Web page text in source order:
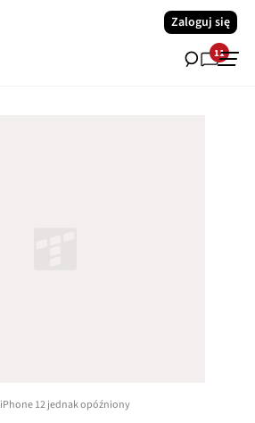
Zaloguj się
11
iPhone 12 jednak opóźniony